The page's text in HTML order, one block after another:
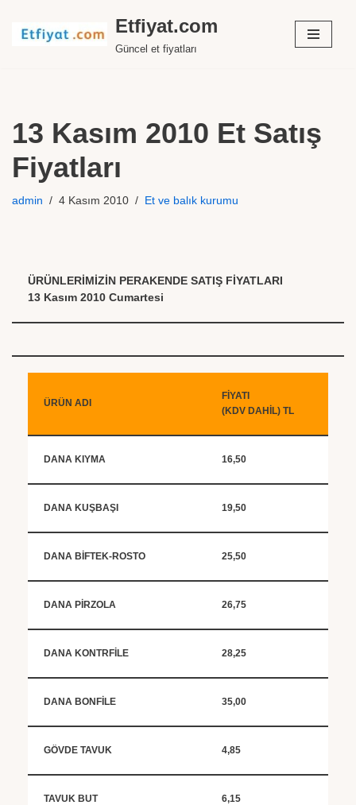
İçeriğe
Etfiyat.com
Güncel et fiyatları
13 Kasım 2010 Et Satış
Fiyatları
admin 4 Kasım 2010 Et ve balık kurumu
ÜRÜNLERİMİZİN PERAKENDE SATIŞ FİYATLARI
13 Kasım 2010 Cumartesi
ÜRÜN ADI
FİYATI
(KDV DAHİL) TL
DANA KIYMA 16,50
DANA KUŞBAŞI 19,50
DANA BİFTEK-ROSTO 25,50
DANA PİRZOLA 26,75
DANA KONTRFİLE 28,25
DANA BONFİLE 35,00
GÖVDE TAVUK 4,85
TAVUK BUT 6,15